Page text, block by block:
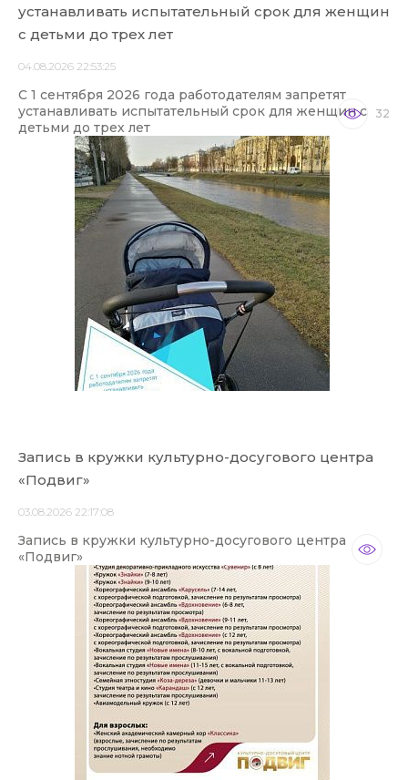
устанавливать испытательный срок для женщин
с детьми до трех лет
04.08.2026 22:53:25
С 1 сентября 2026 года работодателям запретят
устанавливать испытательный срок для женщин с
детьми до трех лет
32
Запись в кружки культурно-досугового центра
«Подвиг»
03.08.2026 22:17:08
Запись в кружки культурно-досугового центра
«Подвиг»